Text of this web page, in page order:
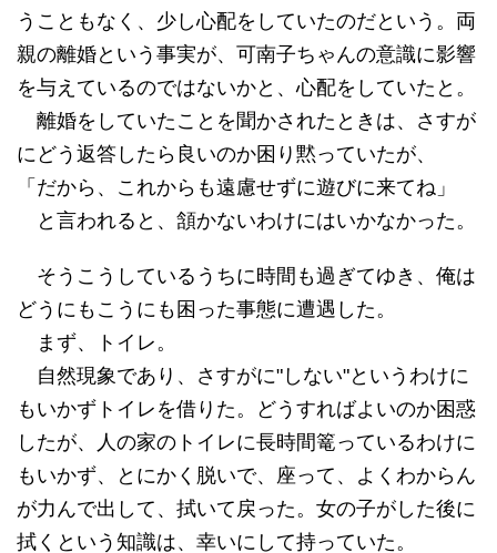
うこともなく、少し心配をしていたのだという。両
親の離婚という事実が、可南子ちゃんの意識に影響
を与えているのではないかと、心配をしていたと。
離婚をしていたことを聞かされたときは、さすが
にどう返答したら良いのか困り黙っていたが、
「だから、これからも遠慮せずに遊びに来てね」
と言われると、頷かないわけにはいかなかった。
そうこうしているうちに時間も過ぎてゆき、俺は
どうにもこうにも困った事態に遭遇した。
まず、トイレ。
自然現象であり、さすがに"しない"というわけに
もいかずトイレを借りた。どうすればよいのか困惑
したが、人の家のトイレに長時間篭っているわけに
もいかず、とにかく脱いで、座って、よくわからん
が力んで出して、拭いて戻った。女の子がした後に
拭くという知識は、幸いにして持っていた。